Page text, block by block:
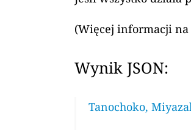
(Więcej informacji
Wynik JSON:
Tanochoko,